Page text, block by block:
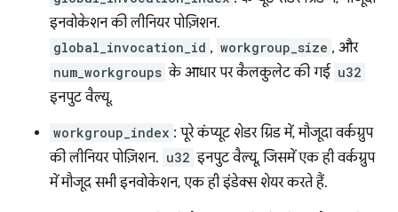
इनवोकेशन की लीनियर पोज़िशन.
global_invocation_id , workgroup_size , और
num_workgroups के आधार पर कैलकुलेट की गई u32
इनपुट वैल्यू.
workgroup_index : पूरे कंप्यूट शेडर ग्रिड में, मौजूदा वर्कग्रुप
की लीनियर पोज़िशन. u32 इनपुट वैल्यू, जिसमें एक ही वर्कग्रुप
में मौजूद सभी इनवोकेशन, एक ही इंडेक्स शेयर करते हैं.